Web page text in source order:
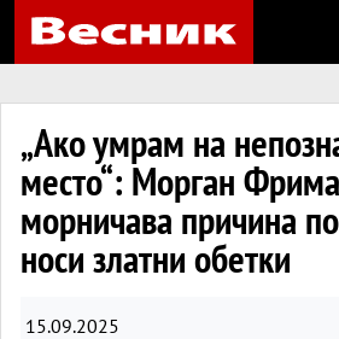
„Ако умрам на
место“: Морган
морничава причина
носи златни обетки
15.09.2025